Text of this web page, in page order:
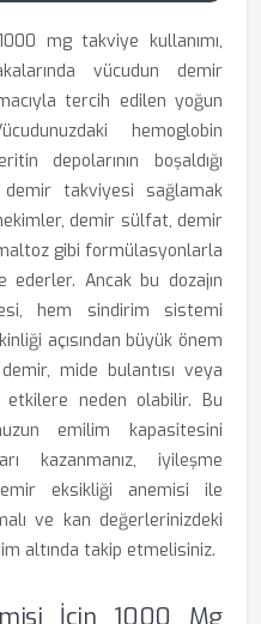
mg takviye kullanımı,
vücudun demir
tercih edilen yoğun
hemoglobin
depolarının boşaldığı
takviyesi sağlamak
demir sülfat, demir
gibi formülasyonlarla
Ancak bu dozajın
hem sindirim sistemi
açısından büyük önem
mide bulantısı veya
etkilere neden olabilir. Bu
emilim kapasitesini
kazanmanız, iyileşme
eksikliği anemisi ile
ve kan değerlerinizdeki
altında takip etmelisiniz.
İçin 1000 Mg